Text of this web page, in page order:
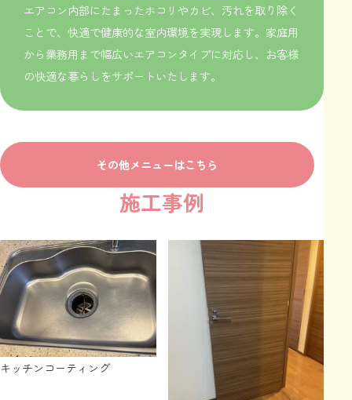
エアコン内部にたまったホコリやカビ、汚れを取り除く
ことで、快適で健康的な室内環境を実現します。家庭用
から業務用まで幅広いエアコンタイプに対応し、お客様
の快適な暮らしをサポートいたします。
その他メニューはこちら
施工事例
キッチンコーティング